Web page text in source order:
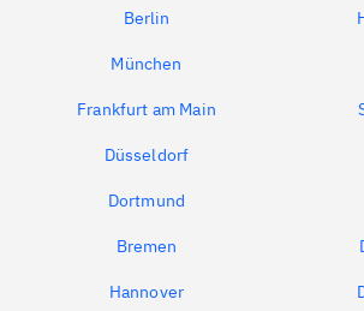
Berlin
München
Frankfurt am Main
Düsseldorf
Dortmund
Bremen
Hannover